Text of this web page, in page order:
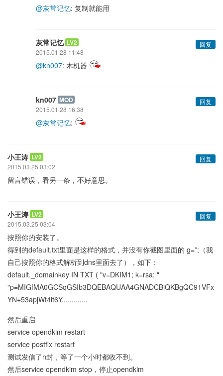
@灰常记忆: 复制就能用
灰常记忆 LV2
回复
2015.01.28 11:48
@kn007: 木机器
kn007 MOD
回复
2015.01.28 16:38
@灰常记忆:
小王涛 LV2
回复
2015.03.25 03:02
留言错误，看另一条，不好意思。
小王涛 LV2
回复
2015.03.25 03:04
按照你的安装了。
得到的default.txt里面是这样的格式，并没有你截图里面的 g=*;（我
自己按照你的格式解析到dns里面去了），如下：
default._domainkey IN TXT ( "v=DKIM1; k=rsa; "
"p=MIGfMA0GCSqGSIb3DQEBAQUAA4GNADCBiQKBgQC91VFx
YN+53apjWt4it6Y.............
然后重启
service opendkim restart
service postfix restart
测试发信了n封，等了一个小时都收不到。
然后service opendkim stop，停止opendkim